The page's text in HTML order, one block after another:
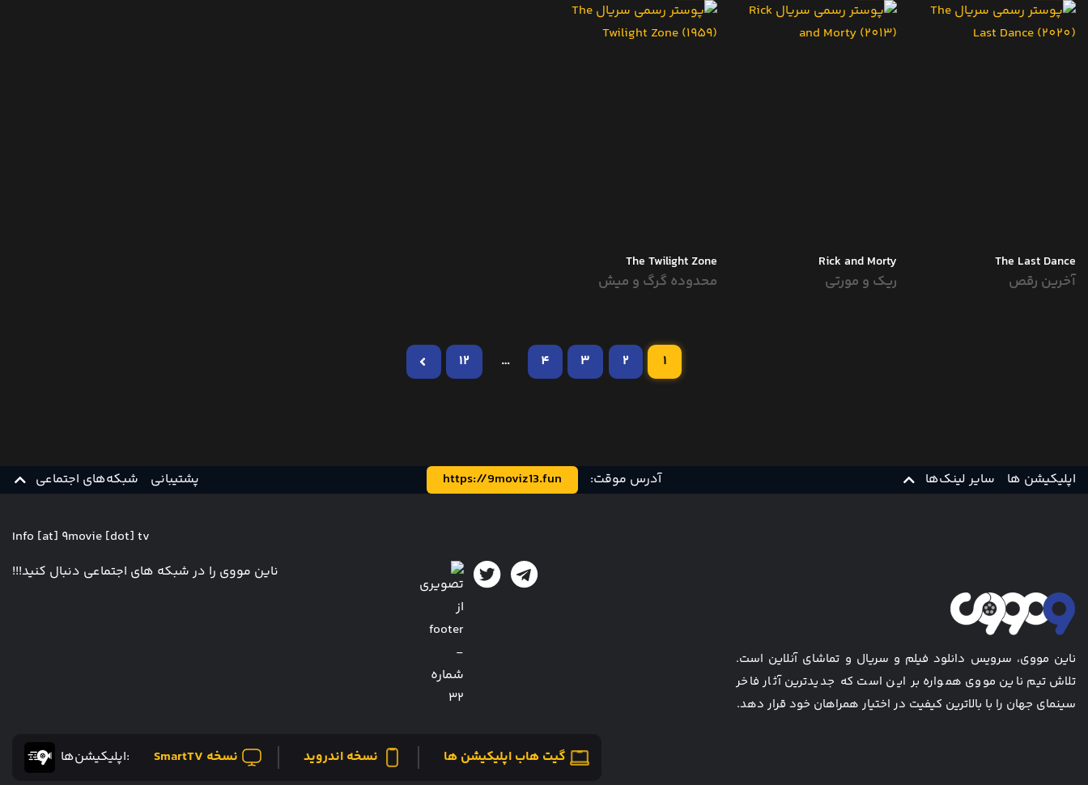
The Last Dance
آخرین رقص
Rick and Morty
ریک و مورتی
The Twilight Zone
محدوده گرگ و میش
1
2
3
4
…
12
اپلیکیشن ها سایر لینک‌ها آدرس موقت: https://9moviz13.fun پشتیبانی شبکه‌های اجتماعی
ناین مووی، سرویس دانلود فیلم و سریال و تماشای آنلاین است.
تلاش تیم ناین مووی همواره بر این است که جدیدترین آثار فاخر
سینمای جهان را با بالاترین کیفیت در اختیار همراهان خود قرار دهد.
Info [at] 9movie [dot] tv
ناین مووی را در شبکه های اجتماعی دنبال کنید!!!
گیت هاب اپلیکیشن ها نسخه اندروید نسخه SmartTV :اپلیکیشن‌ها